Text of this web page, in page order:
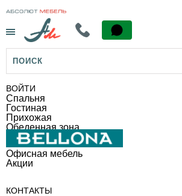
ВОЙТИ
Спальня
Гостиная
Прихожая
Обеденная зона
Офисная мебель
Акции
КОНТАКТЫ